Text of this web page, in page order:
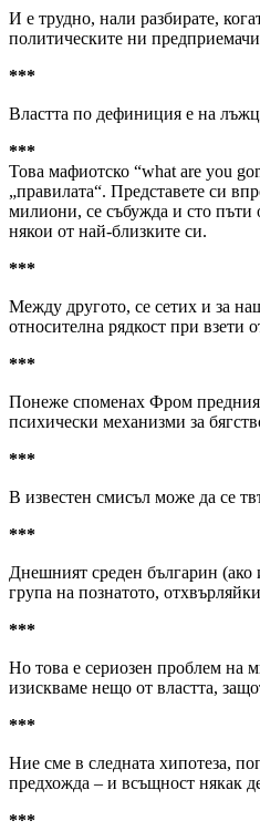
И е трудно, нали разбирате,
политическите ни
***
Властта по дефиниция е на
***
Това мафиотско “what are you
„правилата“. Представете си
милиони, се събужда и сто пъти
някои от най-близките си.
***
Между другото, се сетих и за
относителна рядкост при взети
***
Понеже споменах Фром предния
психически механизми за
***
В известен смисъл може да се
***
Днешният среден българин (ако
група на познатото,
***
Но това е сериозен проблем на
изискваме нещо от властта,
***
Ние сме в следната хипотеза,
предхожда – и всъщност някак
***